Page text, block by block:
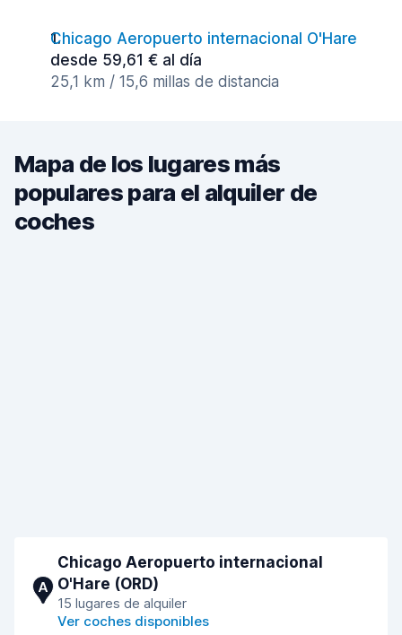
Chicago Aeropuerto internacional O'Hare
desde 59,61 € al día
25,1 km / 15,6 millas de distancia
Mapa de los lugares más
populares para el alquiler de
coches
A
Chicago Aeropuerto internacional
O'Hare (ORD)
15 lugares de alquiler
Ver coches disponibles